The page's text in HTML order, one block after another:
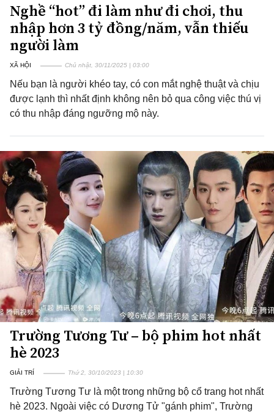
Nghề “hot” đi làm như đi chơi, thu
nhập hơn 3 tỷ đồng/năm, vẫn thiếu
người làm
XÃ HỘI Chủ nhật, 30/11/2025 | 03:00
Nếu bạn là người khéo tay, có con mắt nghệ thuật và chịu
được lạnh thì nhất định không nên bỏ qua công việc thú vị
có thu nhập đáng ngưỡng mộ này.
Trường Tương Tư – bộ phim hot nhất
hè 2023
GIẢI TRÍ Thứ 2, 30/10/2023 | 10:30
Trường Tương Tư là một trong những bộ cổ trang hot nhất
hè 2023. Ngoài việc có Dương Tử "gánh phim", Trường